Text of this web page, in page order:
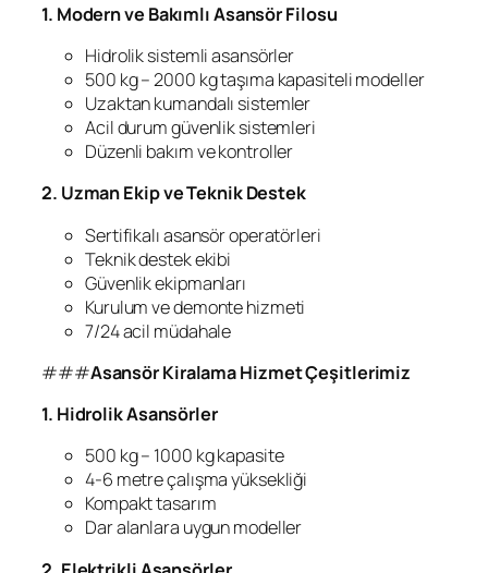
1. Modern ve Bakımlı Asansör Filosu
Hidrolik sistemli asansörler
500 kg – 2000 kg taşıma kapasiteli modeller
Uzaktan kumandalı sistemler
Acil durum güvenlik sistemleri
Düzenli bakım ve kontroller
2. Uzman Ekip ve Teknik Destek
Sertifikalı asansör operatörleri
Teknik destek ekibi
Güvenlik ekipmanları
Kurulum ve demonte hizmeti
7/24 acil müdahale
###Asansör Kiralama Hizmet Çeşitlerimiz
1. Hidrolik Asansörler
500 kg – 1000 kg kapasite
4-6 metre çalışma yüksekliği
Kompakt tasarım
Dar alanlara uygun modeller